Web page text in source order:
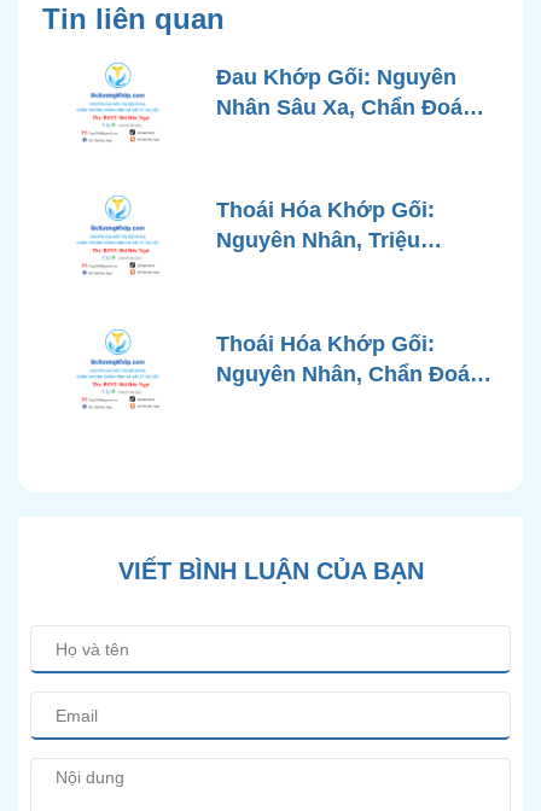
Tin liên quan
Đau Khớp Gối: Nguyên
Nhân Sâu Xa, Chẩn Đoán
Góc Nhìn Bác Sĩ Xương
Khớp
Thoái Hóa Khớp Gối:
Nguyên Nhân, Triệu
Chuẩn Y Khoa
Thoái Hóa Khớp Gối:
Nguyên Nhân, Chẩn Đoán
VIẾT BÌNH LUẬN CỦA BẠN